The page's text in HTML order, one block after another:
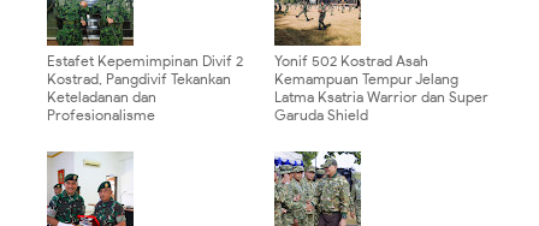
Estafet Kepemimpinan Divif 2
Kostrad, Pangdivif Tekankan
Keteladanan dan
Profesionalisme
Yonif 502 Kostrad Asah
Kemampuan Tempur Jelang
Latma Ksatria Warrior dan Super
Garuda Shield